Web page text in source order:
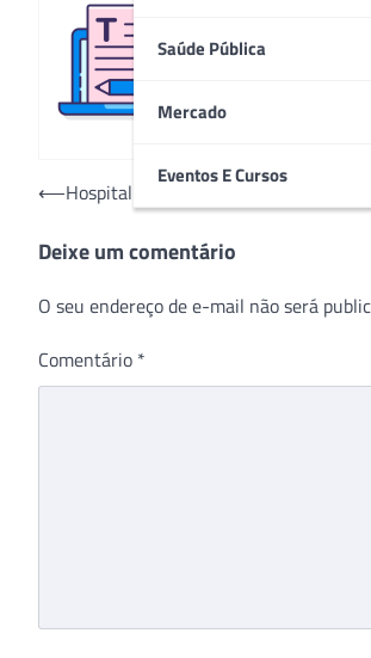
Saúde Pública
Mercado
Eventos E Cursos
Redação
Navegação
Post
⟵Hospital Nove de Julho celebra 70
Deixe um comentário
O seu endereço de e-mail não será
Comentário *